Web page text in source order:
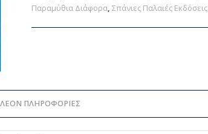
Παραμύθια Διάφορα,Σπάνιες Παλαιές Εκδόσεις
ΠΛΗΡΟΦΟΡΊΕΣ